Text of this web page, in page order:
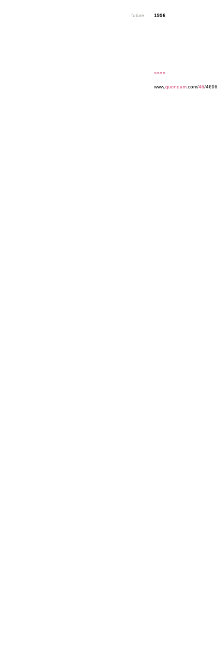
future 1996
««««
www.quondam .com/46/